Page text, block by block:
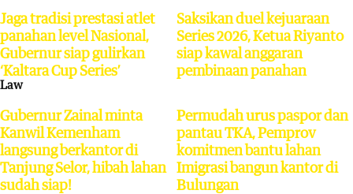
Jaga tradisi prestasi atlet
panahan level Nasional,
Gubernur siap gulirkan
‘Kaltara Cup Series’
Saksikan duel kejuaraan
Series 2026, Ketua Riyanto
siap kawal anggaran
pembinaan panahan
Law
Gubernur Zainal minta
Kanwil Kemenham
langsung berkantor di
Tanjung Selor, hibah lahan
sudah siap!
Permudah urus paspor dan
pantau TKA, Pemprov
komitmen bantu lahan
Imigrasi bangun kantor di
Bulungan